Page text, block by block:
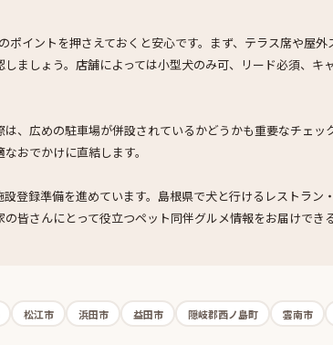
イントを押さえておくと安心です。まず、テラス席や屋外
ましょう。店舗によっては小型犬のみ可、リード必須、キ
、広めの駐車場が併設されているかどうかも重要なチェッ
おでかけに直結します。
登録準備を進めています。島根県で犬と行けるレストラン
皆さんにとって役立つペット同伴グルメ情報をお届けでき
松江市 浜田市 益田市 隠岐郡西ノ島町 雲南市